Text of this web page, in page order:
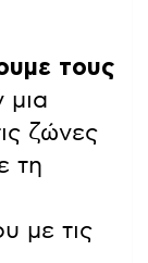
τους
μια
ζώνες
τη
με τις